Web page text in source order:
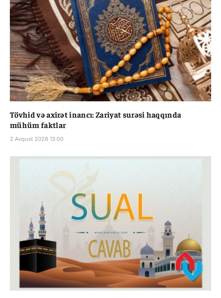
Tövhid və axirət inancı: Zariyat surəsi haqqında
mühüm faktlar
2 Avqust 2026 13:00